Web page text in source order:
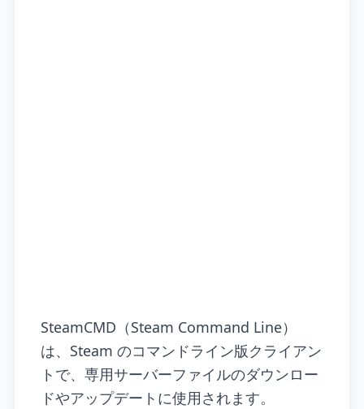
SteamCMD（Steam Command Line）
は、Steam のコマンドライン版クライアン
トで、専用サーバーファイルのダウンロー
ドやアップデートに使用されます。